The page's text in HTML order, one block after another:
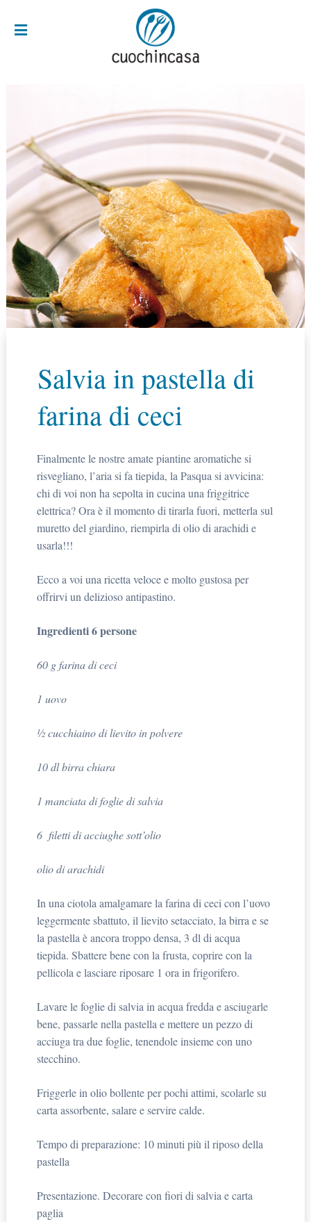
Salvia in pastella di
farina di ceci
Finalmente le nostre amate piantine aromatiche si
risvegliano, l’aria si fa tiepida, la Pasqua si avvicina:
chi di voi non ha sepolta in cucina una friggitrice
elettrica? Ora è il momento di tirarla fuori, metterla sul
muretto del giardino, riempirla di olio di arachidi e
usarla!!!
Ecco a voi una ricetta veloce e molto gustosa per
offrirvi un delizioso antipastino.
Ingredienti 6 persone
60 g farina di ceci
1 uovo
½ cucchiaino di lievito in polvere
10 dl birra chiara
1 manciata di foglie di salvia
6 filetti di acciughe sott’olio
olio di arachidi
In una ciotola amalgamare la farina di ceci con l’uovo
leggermente sbattuto, il lievito setacciato, la birra e se
la pastella è ancora troppo densa, 3 dl di acqua
tiepida. Sbattere bene con la frusta, coprire con la
pellicola e lasciare riposare 1 ora in frigorifero.
Lavare le foglie di salvia in acqua fredda e asciugarle
bene, passarle nella pastella e mettere un pezzo di
acciuga tra due foglie, tenendole insieme con uno
stecchino.
Friggerle in olio bollente per pochi attimi, scolarle su
carta assorbente, salare e servire calde.
Tempo di preparazione: 10 minuti più il riposo della
pastella
Presentazione. Decorare con fiori di salvia e carta
paglia